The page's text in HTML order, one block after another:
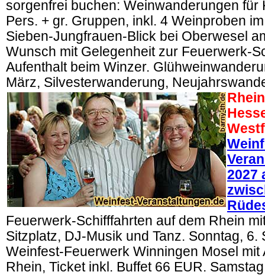
sorgenfrei buchen: Weinwanderungen für
Pers. + gr. Gruppen, inkl. 4 Weinproben
Sieben-Jungfrauen-Blick bei Oberwesel
Wunsch mit Gelegenheit zur Feuerwerk-
Aufenthalt beim Winzer.
März, Silvesterwanderung,
2027
Feuerwerk-Schifffahrten auf dem Rhein
Sitzplatz, DJ-Musik und Tanz. Sonntag, 6.
Weinfest-Feuerwerk Winningen Mosel mit
Rhein, Ticket inkl. Buffet 66 EUR.